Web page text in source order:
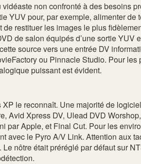
non confronté à des besoins
YUV pour, par exemple, alimenter
restituer les images le plus
de salon équipés d’une sortie
source vers une entrée DV
ou Pinnacle Studio. Pour
puissant est évident.
le reconnaît. Une majorité de
Avid Xpress DV, Ulead DVD
par Apple, et Final Cut. Pour les
avec le Pyro A/V Link. Attention aux
nôtre était préréglé par défaut sur